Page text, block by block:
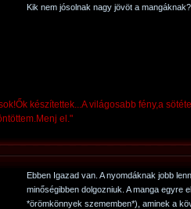
Kik nem jósolnak nagy jövöt a
készítettek...A világosabb fény,a
el."
Ebben Igazad van. A nyomdáknak jobb
minőségibben dolgozniuk. A manga egyre
*örömkönnyek szememben*), aminek a